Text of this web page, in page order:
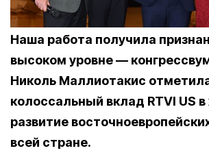
Наша работа получила
высоком уровне —
Николь Маллиотакис
колоссальный вклад RTVI US в
развитие
всей стране.